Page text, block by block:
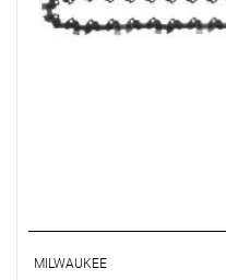
MILWAUKEE